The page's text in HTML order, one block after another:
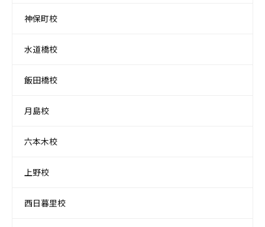
神保町校
水道橋校
飯田橋校
月島校
六本木校
上野校
西日暮里校